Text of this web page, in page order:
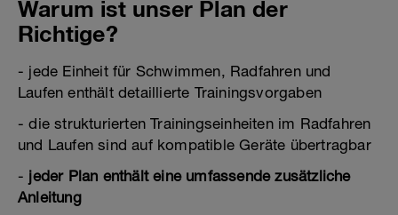
Warum ist unser Plan der
Richtige?
- jede Einheit für Schwimmen, Radfahren und
Laufen enthält detaillierte Trainingsvorgaben
- die strukturierten Trainingseinheiten im Radfahren
und Laufen sind auf kompatible Geräte übertragbar
- jeder Plan enthält eine umfassende zusätzliche
Anleitung